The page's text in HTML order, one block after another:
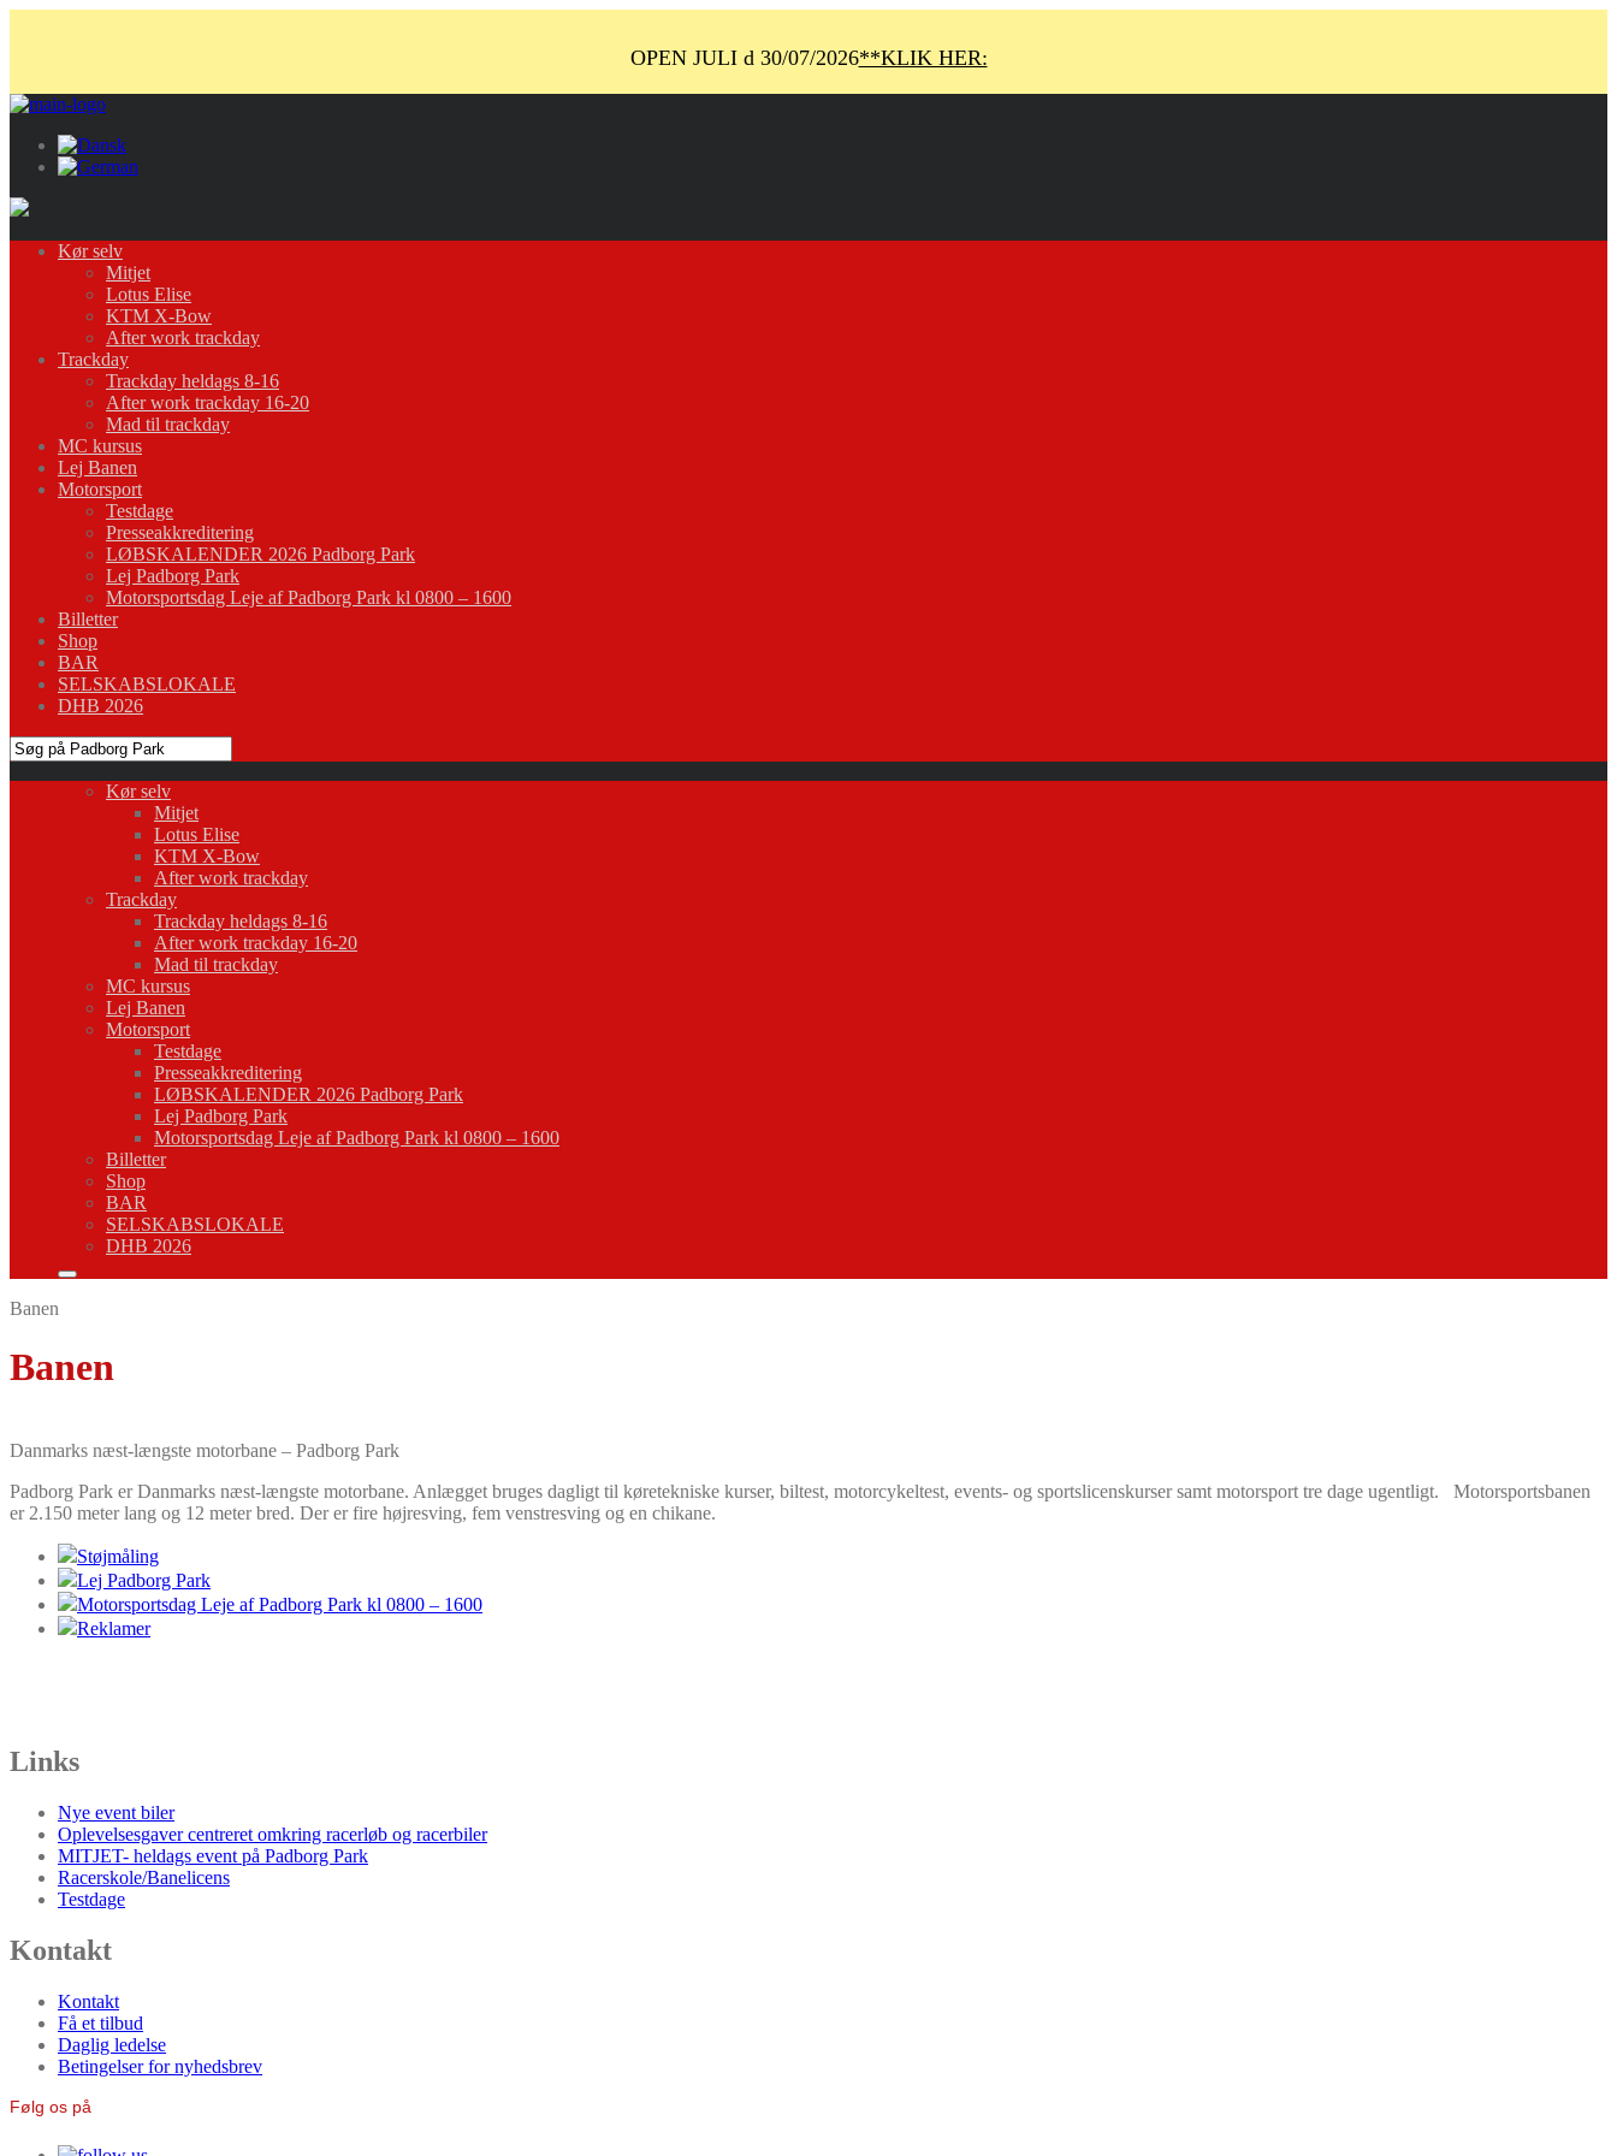
OPEN JULI d 30/07/2026**KLIK HER:
Kør selv
Mitjet
Lotus Elise
KTM X-Bow
After work trackday
Trackday
Trackday heldags 8-16
After work trackday 16-20
Mad til trackday
MC kursus
Lej Banen
Motorsport
Testdage
Presseakkreditering
LØBSKALENDER 2026 Padborg Park
Lej Padborg Park
Motorsportsdag Leje af Padborg Park kl 0800 – 1600
Billetter
Shop
BAR
SELSKABSLOKALE
DHB 2026
Kør selv
Mitjet
Lotus Elise
KTM X-Bow
After work trackday
Trackday
Trackday heldags 8-16
After work trackday 16-20
Mad til trackday
MC kursus
Lej Banen
Motorsport
Testdage
Presseakkreditering
LØBSKALENDER 2026 Padborg Park
Lej Padborg Park
Motorsportsdag Leje af Padborg Park kl 0800 – 1600
Billetter
Shop
BAR
SELSKABSLOKALE
DHB 2026
Banen
Banen
Danmarks næst-længste motorbane – Padborg Park
Padborg Park er Danmarks næst-længste motorbane. Anlægget bruges dagligt til køretekniske kurser, biltest, motorcykeltest, events- og sportslicenskurser samt motorsport tre dage ugentligt. Motorsportsbanen
er 2.150 meter lang og 12 meter bred. Der er fire højresving, fem venstresving og en chikane.
Støjmåling
Lej Padborg Park
Motorsportsdag Leje af Padborg Park kl 0800 – 1600
Reklamer
Links
Nye event biler
Oplevelsesgaver centreret omkring racerløb og racerbiler
MITJET- heldags event på Padborg Park
Racerskole/Banelicens
Testdage
Kontakt
Kontakt
Få et tilbud
Daglig ledelse
Betingelser for nyhedsbrev
Følg os på